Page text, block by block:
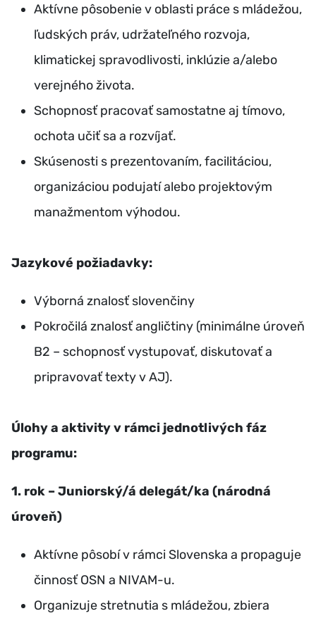
Aktívne pôsobenie v oblasti práce s mládežou,
ľudských práv, udržateľného rozvoja,
klimatickej spravodlivosti, inklúzie a/alebo
verejného života.
Schopnosť pracovať samostatne aj tímovo,
ochota učiť sa a rozvíjať.
Skúsenosti s prezentovaním, facilitáciou,
organizáciou podujatí alebo projektovým
manažmentom výhodou.
Jazykové požiadavky:
Výborná znalosť slovenčiny
Pokročilá znalosť angličtiny (minimálne úroveň
B2 – schopnosť vystupovať, diskutovať a
pripravovať texty v AJ).
Úlohy a aktivity v rámci jednotlivých fáz
programu:
1. rok – Juniorský/á delegát/ka (národná
úroveň)
Aktívne pôsobí v rámci Slovenska a propaguje
činnosť OSN a NIVAM-u.
Organizuje stretnutia s mládežou, zbiera